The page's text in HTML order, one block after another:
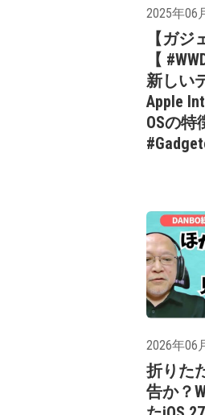
2025年06
【ガジ
【
新しい
Apple
OSの特
2026年06
折りた
告か？